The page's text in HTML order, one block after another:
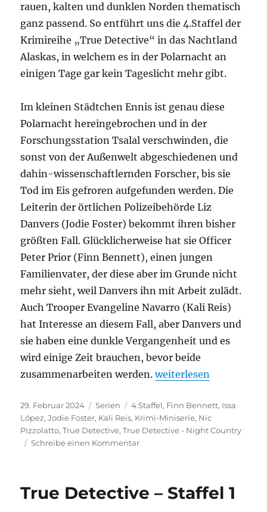
rauen, kalten und dunklen Norden thematisch
ganz passend. So entführt uns die 4.Staffel der
Krimireihe „True Detective“ in das Nachtland
Alaskas, in welchem es in der Polarnacht an
einigen Tage gar kein Tageslicht mehr gibt.
Im kleinen Städtchen Ennis ist genau diese
Polarnacht hereingebrochen und in der
Forschungsstation Tsalal verschwinden, die
sonst von der Außenwelt abgeschiedenen und
dahin-wissenschaftlernden Forscher, bis sie
Tod im Eis gefroren aufgefunden werden. Die
Leiterin der örtlichen Polizeibehörde Liz
Danvers (Jodie Foster) bekommt ihren bisher
größten Fall. Glücklicherweise hat sie Officer
Peter Prior (Finn Bennett), einen jungen
Familienvater, der diese aber im Grunde nicht
mehr sieht, weil Danvers ihn mit Arbeit zulädt.
Auch Trooper Evangeline Navarro (Kali Reis)
hat Interesse an diesem Fall, aber Danvers und
sie haben eine dunkle Vergangenheit und es
wird einige Zeit brauchen, bevor beide
zusammenarbeiten werden.„True Detective –
weiterlesen
Veröffentlicht
am
29. Februar 2024 Kategorien
Serien Schlagwörter
4.Staffel, Finn Bennett, Issa
López,Jodie Foster, Kali Reis, Krimi-Miniserie, Nic
Pizzolatto,True Detective,True Detective - Night Country
Schreibe einen Kommentarzu
Night
True Detective – Staffel 1